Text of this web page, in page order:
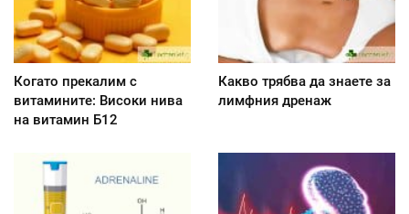
Когато прекалим с
витамините: Високи нива
на витамин Б12
Какво трябва да знаете за
лимфния дренаж